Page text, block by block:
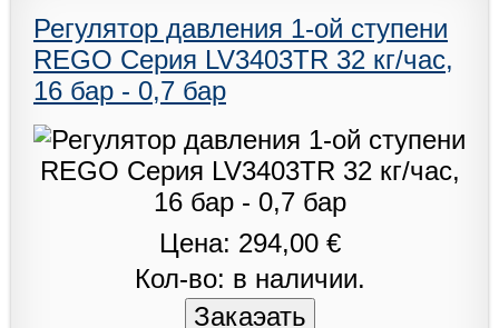
Регулятор давления 1-ой ступени
REGO Серия LV3403TR 32 кг/час,
16 бар - 0,7 бар
Цена: 294,00 €
Кол-во: в наличии.